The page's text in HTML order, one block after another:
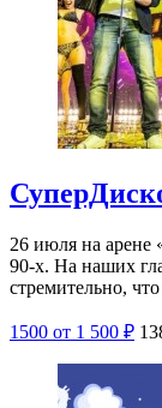
26 июля на арене
90-х. На наших
стремительно,
1500 от 1 500 ₽